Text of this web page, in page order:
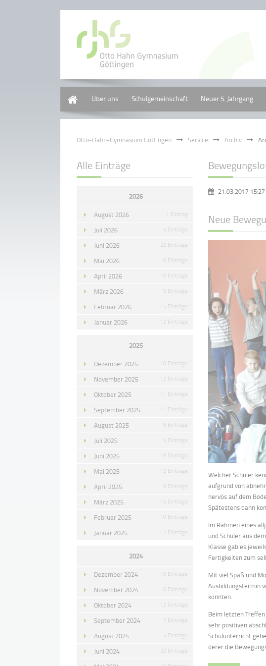
Über uns Schulgemeinschaft Neuer 5. Jahrgang
Otto-Hahn-Gymnasium Göttingen Service Archiv
21.03.2017 15:27
Neue
Welcher Schüler
aufgrund von
nervös auf dem
Spätestens dann
Im Rahmen eines
und Schüler aus
Klasse gab es
Fertigkeiten zum
Mit viel Spaß und
Ausbildungstermin
konnten.
Beim letzten
sehr positiven
Schulunterricht
derer die
Alle Einträge
2026
August 2026 1 Eintrag
Juli 2026 5 Einträge
Juni 2026 22 Einträge
Mai 2026 6 Einträge
April 2026 16 Einträge
März 2026 9 Einträge
Februar 2026 15 Einträge
Januar 2026 12 Einträge
2025
Dezember 2025 10 Einträge
November 2025 12 Einträge
Oktober 2025 11 Einträge
September 2025 11 Einträge
August 2025 8 Einträge
Juli 2025 5 Einträge
Juni 2025 19 Einträge
Mai 2025 12 Einträge
April 2025 6 Einträge
März 2025 14 Einträge
Februar 2025 10 Einträge
Januar 2025 17 Einträge
2024
Dezember 2024 10 Einträge
November 2024 6 Einträge
Oktober 2024 12 Einträge
September 2024 7 Einträge
August 2024 5 Einträge
Juni 2024 32 Einträge